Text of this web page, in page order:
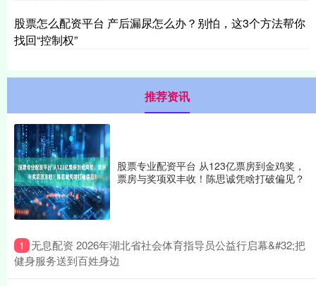
股票怎么配资平台 产后漏尿怎么办？别怕，这3个方法帮你
找回“控制权”
推荐资讯
股票专业配资平台 从123亿票房到金鸡奖，
票房与奖项双丰收！陈思诚凭啥打破偏见？
1 ​无息配资 2026年湖北省社会体育指导员公益行启幕&#32;把
健身服务送到百姓身边